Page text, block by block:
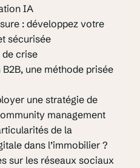
IA
: développez votre
sécurisée
de crise
une méthode prisée
une stratégie de
management
de la
dans l’immobilier ?
sur les réseaux sociaux